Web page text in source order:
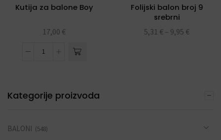
Kutija za balone Boy
17,00 €
Folijski balon broj 9
srebrni
5,31 € – 9,95 €
Kategorije proizvoda
BALONI (548)